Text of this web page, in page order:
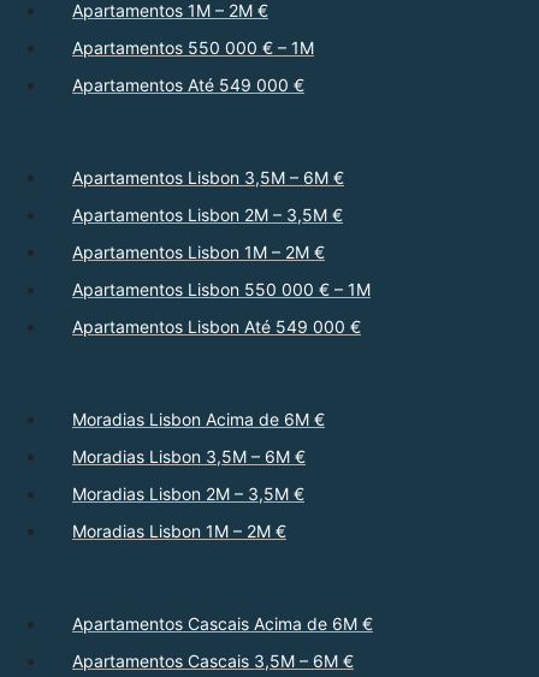
Apartamentos 1M – 2M €
Apartamentos 550 000 € – 1M
Apartamentos Até 549 000 €
Apartamentos Lisbon 3,5M – 6M €
Apartamentos Lisbon 2M – 3,5M €
Apartamentos Lisbon 1M – 2M €
Apartamentos Lisbon 550 000 € – 1M
Apartamentos Lisbon Até 549 000 €
Moradias Lisbon Acima de 6M €
Moradias Lisbon 3,5M – 6M €
Moradias Lisbon 2M – 3,5M €
Moradias Lisbon 1M – 2M €
Apartamentos Cascais Acima de 6M €
Apartamentos Cascais 3,5M – 6M €